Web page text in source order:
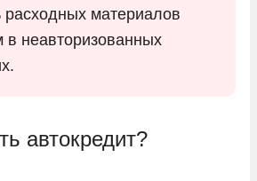
расходных материалов
неавторизованных
автокредит?